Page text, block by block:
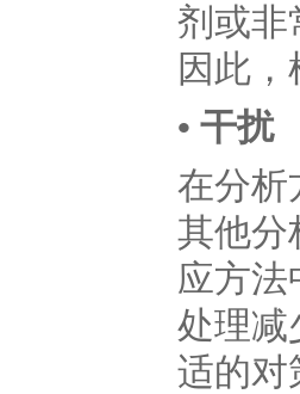
剂或非
因此
• 干扰
在分析
其他分
应方
处理减
适的对